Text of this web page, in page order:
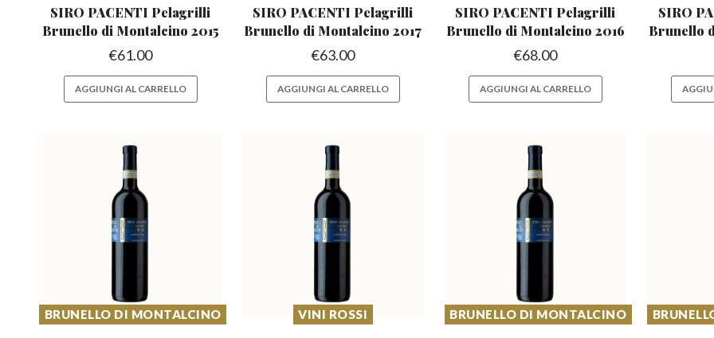
SIRO PACENTI Pelagrilli
Brunello di Montalcino 2015
€61.00
AGGIUNGI AL CARRELLO
SIRO PACENTI Pelagrilli
Brunello di Montalcino 2017
€63.00
AGGIUNGI AL CARRELLO
SIRO PACENTI Pelagrilli
Brunello di Montalcino 2016
€68.00
AGGIUNGI AL CARRELLO
SIRO
Brunello
BRUNELLO DI MONTALCINO VINI ROSSI BRUNELLO DI MONTALCINO